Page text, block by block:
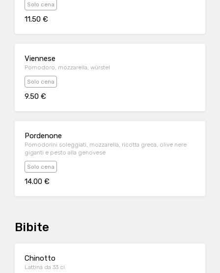
Solo cena
11.50 €
Viennese
Pomodoro, mozzarella, würstel
Solo cena
9.50 €
Pordenone
Pomodorini soleggiati, mozzarella, ricotta greca, olive nere
giganti e pesto alla genovese
Solo cena
14.00 €
Bibite
Chinotto
Lattina da 33 cl